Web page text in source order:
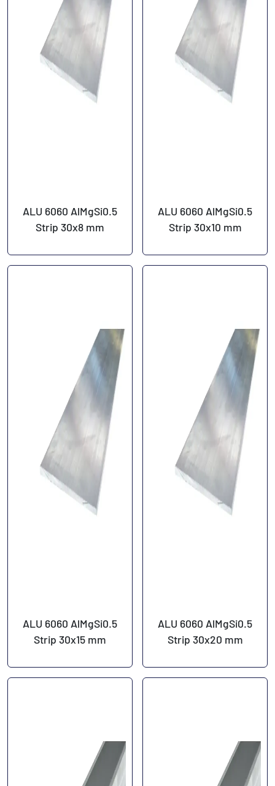
ALU 6060 AlMgSi0.5
Strip 30x8 mm
ALU 6060 AlMgSi0.5
Strip 30x10 mm
ALU 6060 AlMgSi0.5
Strip 30x15 mm
ALU 6060 AlMgSi0.5
Strip 30x20 mm